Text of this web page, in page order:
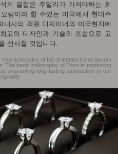
의 결합은 주얼리가 가져야하는 최
람이라 할 수있는 미국에서 현대주
니사의 객원 디자이너와 미국현지에
고의 디자인과 기술의 조합으로 고
선사할 것입니다.
of full of instant trend becom
The basic philosophy of Enzo in producing
presenting long lasting satisfaction to our